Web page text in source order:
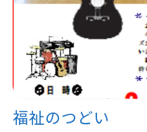
福祉のつどい